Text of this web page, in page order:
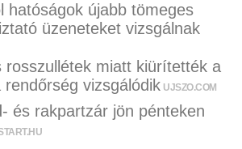
hatóságok újabb tömeges
üzeneteket vizsgálnak
rosszullétek miatt kiürítették a
vizsgálódik UJSZO.COM
és rakpartzár jön pénteken